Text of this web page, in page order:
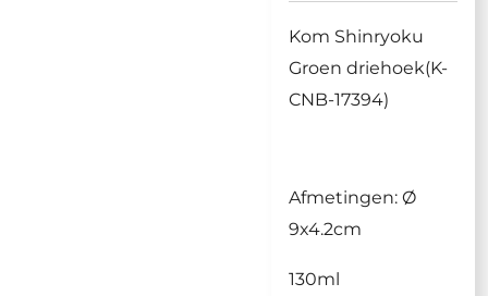
Kom Shinryoku
Groen driehoek(K-
CNB-17394)
Afmetingen: Ø
9x4.2cm
130ml